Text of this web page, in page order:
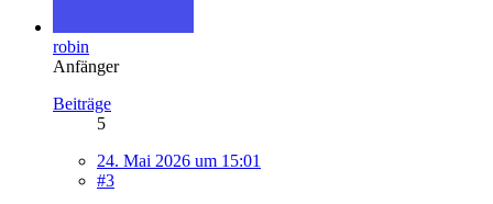
robin
Anfänger
Beiträge
5
24. Mai 2026 um 15:01
#3